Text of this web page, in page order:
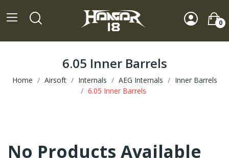
0
6.05 Inner Barrels
Home Airsoft Internals AEG Internals
Inner Barrels
6.05 Inner Barrels
No Products Available